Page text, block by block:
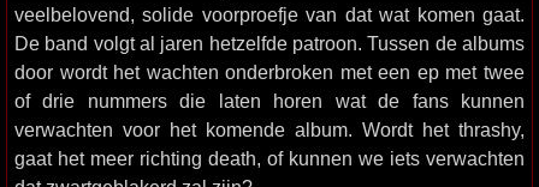
veelbelovend, solide voorproefje van dat wat komen gaat.
De band volgt al jaren hetzelfde patroon. Tussen de albums
door wordt het wachten onderbroken met een ep met twee
of drie nummers die laten horen wat de fans kunnen
verwachten voor het komende album. Wordt het thrashy,
gaat het meer richting death, of kunnen we iets verwachten